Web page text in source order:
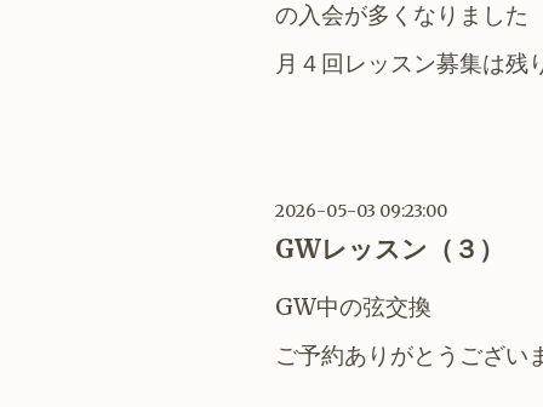
の入会が多くなりました
月４回レッスン募集は残
2026-05-03 09:23:00
GWレッスン（３）
GW中の弦交換
ご予約ありがとうござい